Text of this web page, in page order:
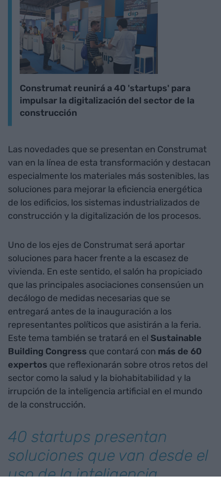
Construmat reunirá a 40 'startups' para
impulsar la digitalización del sector de la
construcción
Las novedades que se presentan en Construmat
van en la línea de esta transformación y destacan
especialmente los materiales más sostenibles, las
soluciones para mejorar la eficiencia energética
de los edificios, los sistemas industrializados de
construcción y la digitalización de los procesos.
Uno de los ejes de Construmat será aportar
soluciones para hacer frente a la escasez de
vivienda. En este sentido, el salón ha propiciado
que las principales asociaciones consensúen un
decálogo de medidas necesarias que se
entregará antes de la inauguración a los
representantes políticos que asistirán a la feria.
Este tema también se tratará en el Sustainable
Building Congress que contará con más de 60
expertos que reflexionarán sobre otros retos del
sector como la salud y la biohabitabilidad y la
irrupción de la inteligencia artificial en el mundo
de la construcción.
40 startups presentan
soluciones que van desde el
uso de la inteligencia